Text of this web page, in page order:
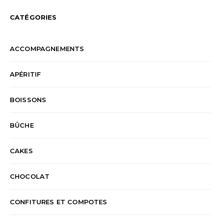
CATÉGORIES
ACCOMPAGNEMENTS
APÉRITIF
BOISSONS
BÛCHE
CAKES
CHOCOLAT
CONFITURES ET COMPOTES